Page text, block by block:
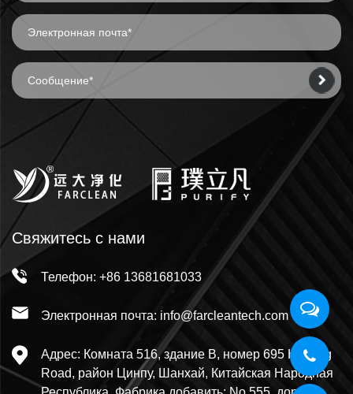
Свяжитесь с нами
Телефон: +86 13681681033
Электронная почта: info@farcleantech.com
Адрес: Комната 516, здание В, номер 695 Huilong
Road, район Цинпу, Шанхай, Китайская Народная